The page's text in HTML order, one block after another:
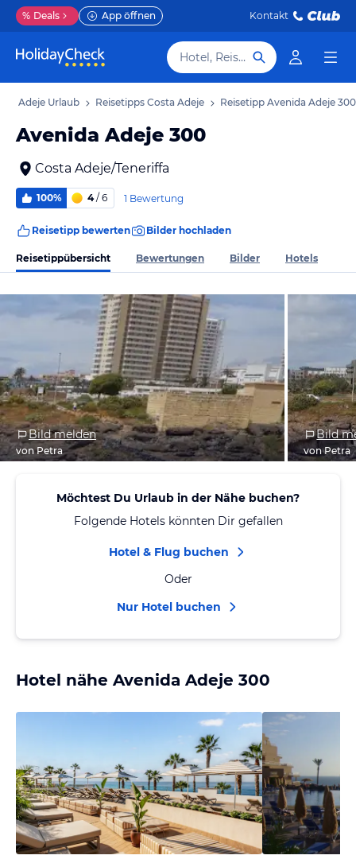
% Deals App öffnen Kontakt
Hotel, Reiseziel
Adeje Urlaub Reisetipps Costa Adeje Reisetipp Avenida Adeje 300
Avenida Adeje 300
Costa Adeje/Teneriffa
100% 4/ 6 1 Bewertung
Reisetipp bewerten Bilder hochladen
Reisetippübersicht Bewertungen Bilder Hotels
Bild melden
von Petra
Bild
von Petra
Möchtest Du Urlaub in der Nähe buchen?
Folgende Hotels könnten Dir gefallen
Hotel & Flug buchen
Oder
Nur Hotel buchen
Hotel nähe Avenida Adeje 300